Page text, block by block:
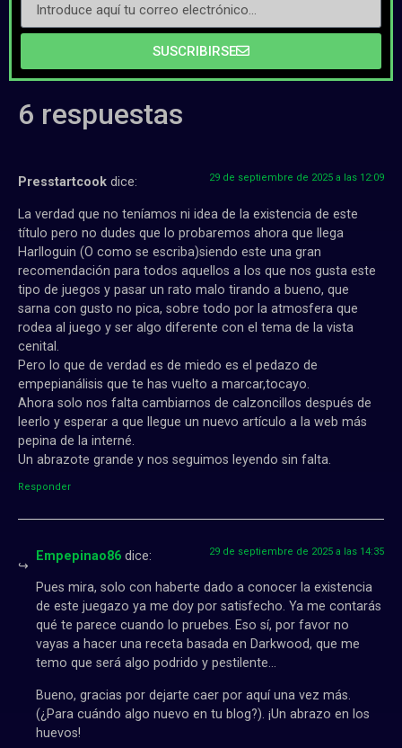
SUSCRIBIRSE
6 respuestas
Presstartcook dice: 29 de septiembre de 2025 a las 12:09
La verdad que no teníamos ni idea de la existencia de este
título pero no dudes que lo probaremos ahora que llega
Harlloguin (O como se escriba)siendo este una gran
recomendación para todos aquellos a los que nos gusta este
tipo de juegos y pasar un rato malo tirando a bueno, que
sarna con gusto no pica, sobre todo por la atmosfera que
rodea al juego y ser algo diferente con el tema de la vista
cenital.
Pero lo que de verdad es de miedo es el pedazo de
empepianálisis que te has vuelto a marcar,tocayo.
Ahora solo nos falta cambiarnos de calzoncillos después de
leerlo y esperar a que llegue un nuevo artículo a la web más
pepina de la interné.
Un abrazote grande y nos seguimos leyendo sin falta.
Responder
Empepinao86 dice: 29 de septiembre de 2025 a las 14:35
Pues mira, solo con haberte dado a conocer la existencia
de este juegazo ya me doy por satisfecho. Ya me contarás
qué te parece cuando lo pruebes. Eso sí, por favor no
vayas a hacer una receta basada en Darkwood, que me
temo que será algo podrido y pestilente…
Bueno, gracias por dejarte caer por aquí una vez más.
(¿Para cuándo algo nuevo en tu blog?). ¡Un abrazo en los
huevos!